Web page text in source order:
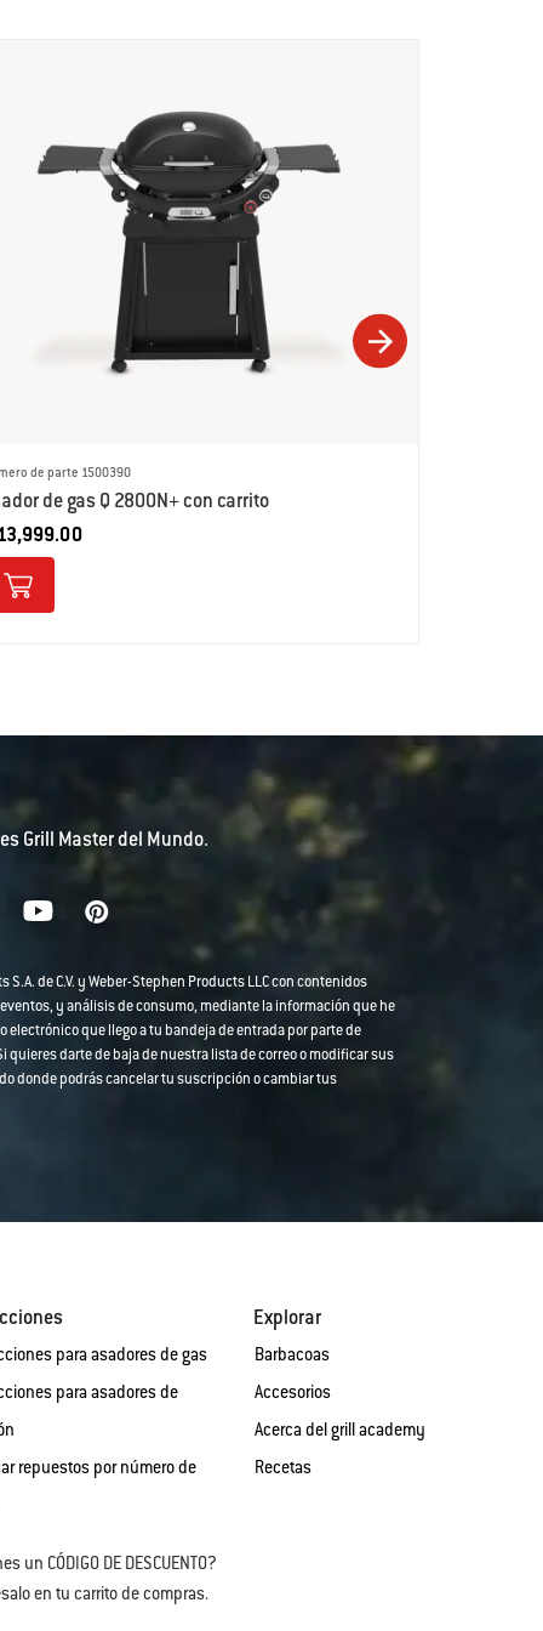
de parte 1500390
de gas Q 2800N+ con carrito
Grill Master del Mundo.
de C.V. y Weber-Stephen Products LLC con contenidos
y análisis de consumo, mediante la información que he
que llego a tu bandeja de entrada por parte de
darte de baja de nuestra lista de correo o modificar sus
donde podrás cancelar tu suscripción o cambiar tus
para asadores de gas
para asadores de
repuestos por número de
un CÓDIGO DE DESCUENTO?
en tu carrito de compras.
Explorar
Barbacoas
Accesorios
Acerca del grill academy
Recetas